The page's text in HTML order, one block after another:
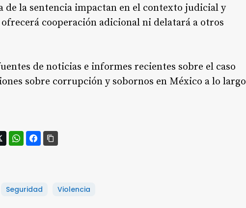
de la sentencia impactan en el contexto judicial y
cooperación adicional ni delatará a otros
de noticias e informes recientes sobre el caso
sobre corrupción y sobornos en México a lo largo
Seguridad Violencia